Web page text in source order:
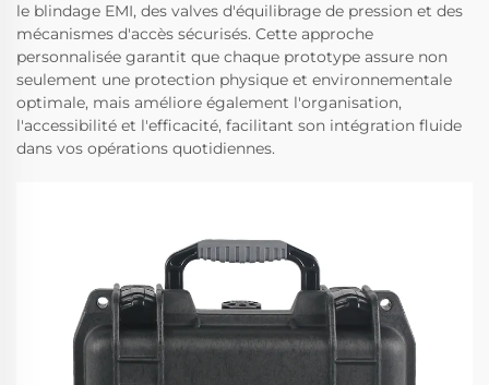
le blindage EMI, des valves d'équilibrage de pression et des
mécanismes d'accès sécurisés. Cette approche
personnalisée garantit que chaque prototype assure non
seulement une protection physique et environnementale
optimale, mais améliore également l'organisation,
l'accessibilité et l'efficacité, facilitant son intégration fluide
dans vos opérations quotidiennes.